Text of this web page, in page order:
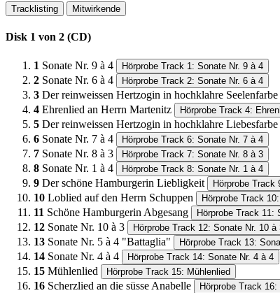
Tracklisting Mitwirkende
Disk 1 von 2 (CD)
1 Sonate Nr. 9 à 4 Hörprobe Track 1: Sonate Nr. 9 à 4
2 Sonate Nr. 6 à 4 Hörprobe Track 2: Sonate Nr. 6 à 4
3 Der reinweissen Hertzogin in hochklahre Seelenfarbe
4 Ehrenlied an Herrn Martenitz Hörprobe Track 4:
5 Der reinweissen Hertzogin in hochklahre Liebesfarbe
6 Sonate Nr. 7 à 4 Hörprobe Track 6: Sonate Nr. 7 à 4
7 Sonate Nr. 8 à 3 Hörprobe Track 7: Sonate Nr. 8 à 3
8 Sonate Nr. 1 à 4 Hörprobe Track 8: Sonate Nr. 1 à 4
9 Der schöne Hamburgerin Liebligkeit Hörprobe Track
10 Loblied auf den Herrn Schuppen Hörprobe Track
11 Schöne Hamburgerin Abgesang Hörprobe Track 11:
12 Sonate Nr. 10 à 3 Hörprobe Track 12: Sonate Nr. 10 à
13 Sonate Nr. 5 à 4 "Battaglia" Hörprobe Track 13:
14 Sonate Nr. 4 à 4 Hörprobe Track 14: Sonate Nr. 4 à 4
15 Mühlenlied Hörprobe Track 15: Mühlenlied
16 Scherzlied an die süsse Anabelle Hörprobe Track